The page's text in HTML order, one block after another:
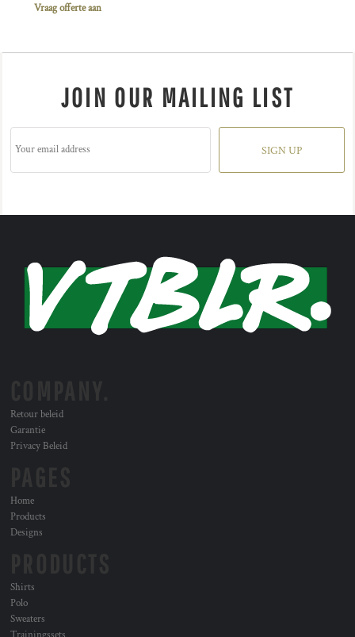
Vraag offerte aan
JOIN OUR MAILING LIST
SIGN UP
Retour beleid
Garantie
Privacy Beleid
Home
Products
Designs
Shirts
Polo
Sweaters